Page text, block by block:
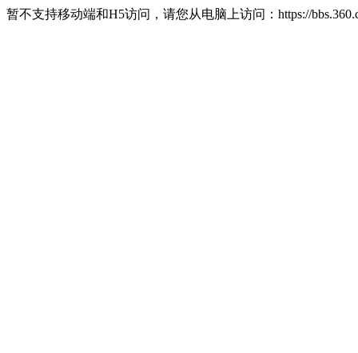
暂不支持移动端和H5访问，请您从电脑上访问：https://